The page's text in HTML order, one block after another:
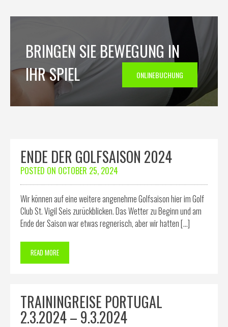
BRINGEN SIE BEWEGUNG IN
IHR SPIEL
ONLINEBUCHUNG
ENDE DER GOLFSAISON 2024
POSTED ON OCTOBER 25, 2024
Wir können auf eine weitere angenehme Golfsaison hier im Golf
Club St. Vigil Seis zurückblicken. Das Wetter zu Beginn und am
Ende der Saison war etwas regnerisch, aber wir hatten […]
READ MORE
TRAININGREISE PORTUGAL
2.3.2024 – 9.3.2024